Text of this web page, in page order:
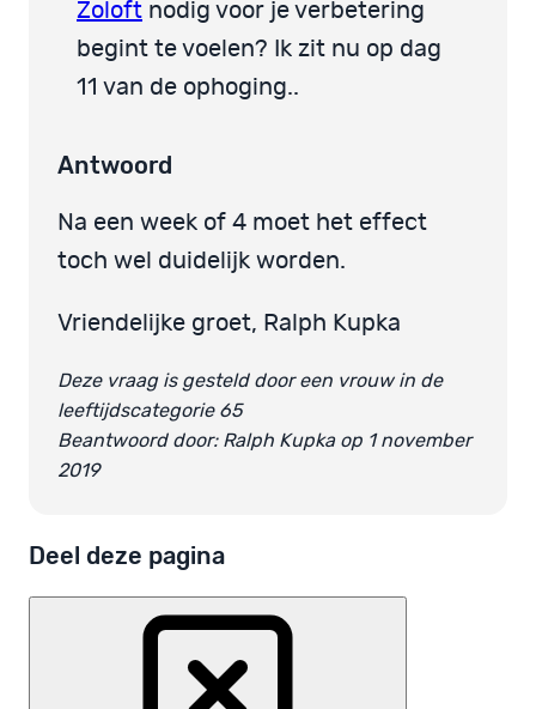
Zoloft nodig voor je verbetering
begint te voelen? Ik zit nu op dag
11 van de ophoging..
Antwoord
Na een week of 4 moet het effect
toch wel duidelijk worden.
Vriendelijke groet, Ralph Kupka
Deze vraag is gesteld door een vrouw in de
leeftijdscategorie 65
Beantwoord door: Ralph Kupka op 1 november
2019
Deel deze pagina